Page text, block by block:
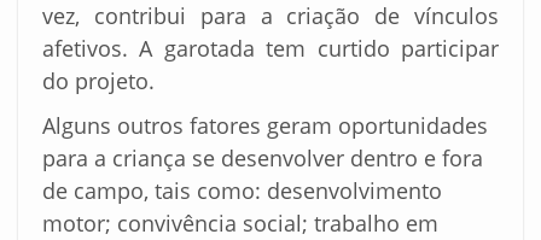
vez, contribui para a criação de vínculos
afetivos. A garotada tem curtido participar
do projeto.
Alguns outros fatores geram oportunidades
para a criança se desenvolver dentro e fora
de campo, tais como: desenvolvimento
motor; convivência social; trabalho em